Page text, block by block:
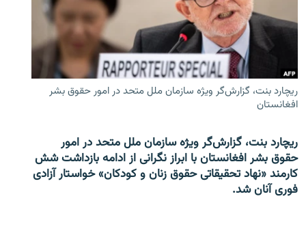
ریچارد بنت، گزارش‌گر ویژه سازمان ملل متحد در امور حقوق بشر
افغانستان
ریچارد بنت، گزارش‌گر ویژه سازمان ملل متحد در امور
حقوق بشر افغانستان با ابراز نگرانی از ادامه بازداشت شش
کارمند «نهاد تحقیقاتی حقوق زنان و کودکان» خواستار آزادی
فوری آنان شد.